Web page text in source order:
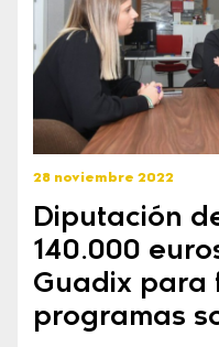
28 noviembre 2022
Diputación
140.000
Guadix para
programas